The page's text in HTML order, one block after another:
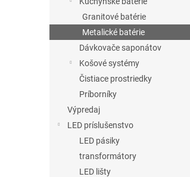
Granitové batérie
Metalické batérie
Dávkovače saponátov
Košové systémy
Čistiace prostriedky
Príborníky
Výpredaj
LED príslušenstvo
LED pásiky
transformátory
LED lišty